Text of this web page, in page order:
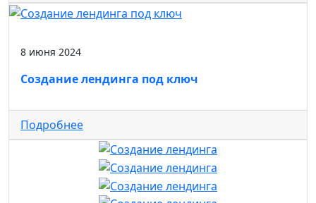
8 июня 2024
Создание лендинга под ключ
Подробнее